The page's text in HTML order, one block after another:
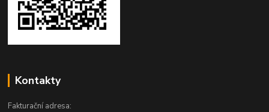
Kontakty
Fakturační adresa: